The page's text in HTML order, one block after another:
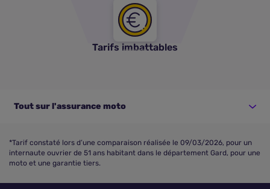
Tarifs imbattables
Tout sur l'assurance moto
*Tarif constaté lors d’une comparaison réalisée le 09/03/2026, pour un
internaute ouvrier de 51 ans habitant dans le département Gard, pour une
moto et une garantie tiers.